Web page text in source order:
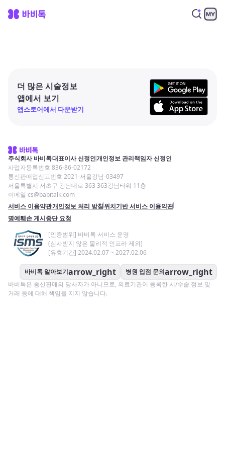
더 많은 시술정보
앱에서 보기
앱스토어에서 다운받기
주식회사 바비톡대표이사 신정인개인정보 관리책임자 신정인
사업자등록번호 836-86-02172
통신판매업신고번호 2021-서울강남-03497
서울특별시 서초구 강남대로 363 363강남타워 11층
이메일 cs@babitalk.com
서비스 이용약관개인정보 처리 방침위치기반 서비스 이용약관
명예훼손 게시중단 요청
[인증범위] 바비톡 서비스 운영
(심사받지 않은 물리적 인프라 제외)
[유효기간] 2024.02.07 ~ 2027.02.06
바비톡 알아보기arrow_right 병원 입점 문의arrow_right
바비톡은 통신판매의 당사자가 아니므로, 의료기관이 등록한 시/수술 정보 및
거래 등에 대해 책임을 지지 않습니다.